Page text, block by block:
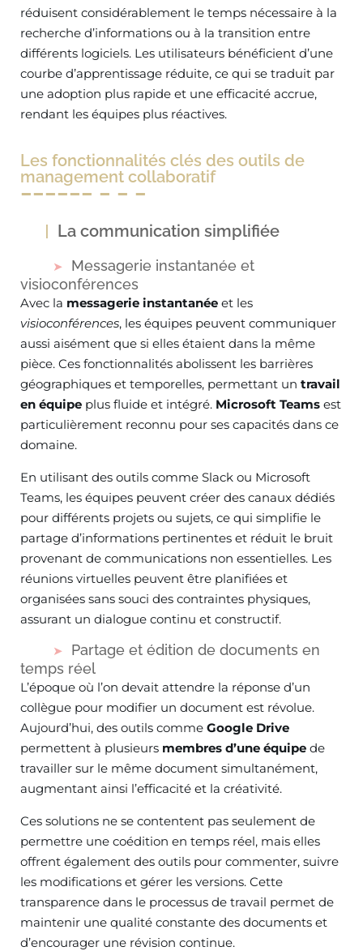
réduisent considérablement le temps nécessaire à la
recherche d’informations ou à la transition entre
différents logiciels. Les utilisateurs bénéficient d’une
courbe d’apprentissage réduite, ce qui se traduit par
une adoption plus rapide et une efficacité accrue,
rendant les équipes plus réactives.
Les fonctionnalités clés des outils de
management collaboratif
La communication simplifiée
Messagerie instantanée et
visioconférences
Avec la messagerie instantanée et les
visioconférences, les équipes peuvent communiquer
aussi aisément que si elles étaient dans la même
pièce. Ces fonctionnalités abolissent les barrières
géographiques et temporelles, permettant un travail
en équipe plus fluide et intégré. Microsoft Teams est
particulièrement reconnu pour ses capacités dans ce
domaine.
En utilisant des outils comme Slack ou Microsoft
Teams, les équipes peuvent créer des canaux dédiés
pour différents projets ou sujets, ce qui simplifie le
partage d’informations pertinentes et réduit le bruit
provenant de communications non essentielles. Les
réunions virtuelles peuvent être planifiées et
organisées sans souci des contraintes physiques,
assurant un dialogue continu et constructif.
Partage et édition de documents en
temps réel
L’époque où l’on devait attendre la réponse d’un
collègue pour modifier un document est révolue.
Aujourd’hui, des outils comme Google Drive
permettent à plusieurs membres d’une équipe de
travailler sur le même document simultanément,
augmentant ainsi l’efficacité et la créativité.
Ces solutions ne se contentent pas seulement de
permettre une coédition en temps réel, mais elles
offrent également des outils pour commenter, suivre
les modifications et gérer les versions. Cette
transparence dans le processus de travail permet de
maintenir une qualité constante des documents et
d’encourager une révision continue.